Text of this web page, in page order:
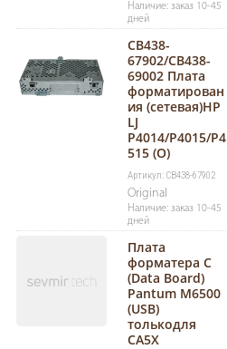
Наличие: заказ 10-45
дней
CB438-
67902/CB438-
69002 Плата
форматирован
ия (сетевая)HP
LJ
P4014/P4015/P4
515 (O)
Артикул: CB438-67902
Original
Наличие: заказ 10-45
дней
Плата
форматера C
(Data Board)
Pantum M6500
(USB)
толькодля
CA5X